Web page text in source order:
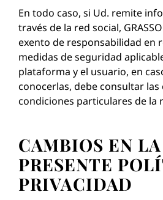
En todo caso, si Ud. remite
través de la red social,
exento de responsabilidad en
medidas de seguridad
plataforma y el usuario, en
conocerlas, debe consultar
condiciones particulares de la
CAMBIOS EN LA
PRESENTE
PRIVACIDAD